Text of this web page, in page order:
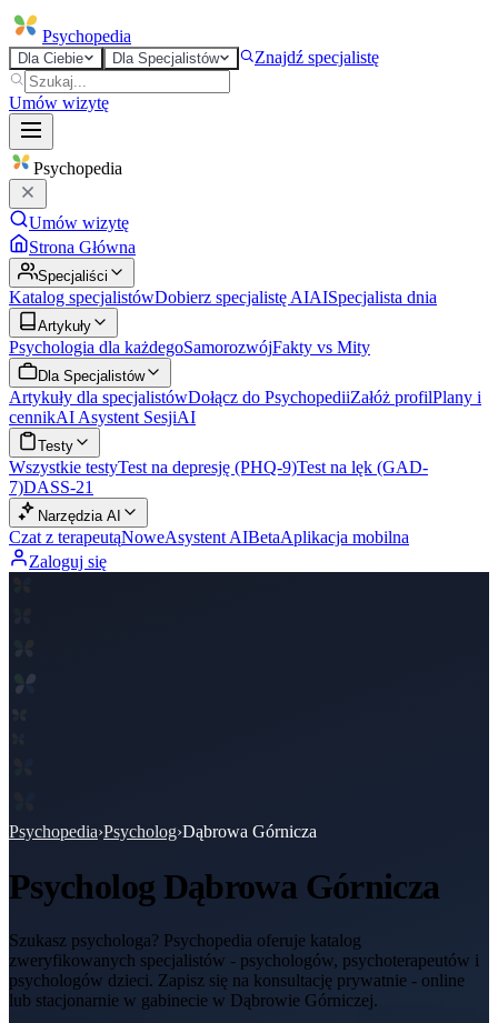
Psychopedia
Dla Ciebie Dla Specjalistów Znajdź specjalistę
Umów wizytę
Psychopedia
Umów wizytę
Strona Główna
Specjaliści
Katalog specjalistówDobierz specjalistę AIAISpecjalista dnia
Artykuły
Psychologia dla każdegoSamorozwójFakty vs Mity
Dla Specjalistów
Artykuły dla specjalistówDołącz do PsychopediiZałóż profilPlany i
cennikAI Asystent SesjiAI
Testy
Wszystkie testyTest na depresję (PHQ-9)Test na lęk (GAD-
7)DASS-21
Narzędzia AI
Czat z terapeutąNoweAsystent AIBetaAplikacja mobilna
Zaloguj się
Psychopedia›Psycholog›Dąbrowa Górnicza
Psycholog Dąbrowa Górnicza
Szukasz psychologa? Psychopedia oferuje katalog
zweryfikowanych specjalistów - psychologów, psychoterapeutów i
psychologów dzieci. Zapisz się na konsultację prywatnie - online
lub stacjonarnie w gabinecie w Dąbrowie Górniczej.